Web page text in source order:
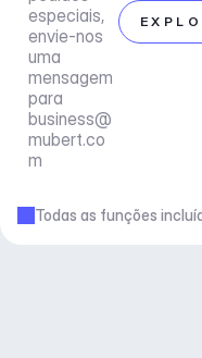
especiais,
envie-nos
uma
mensagem
business@
mubert.co
m
Todas as funções